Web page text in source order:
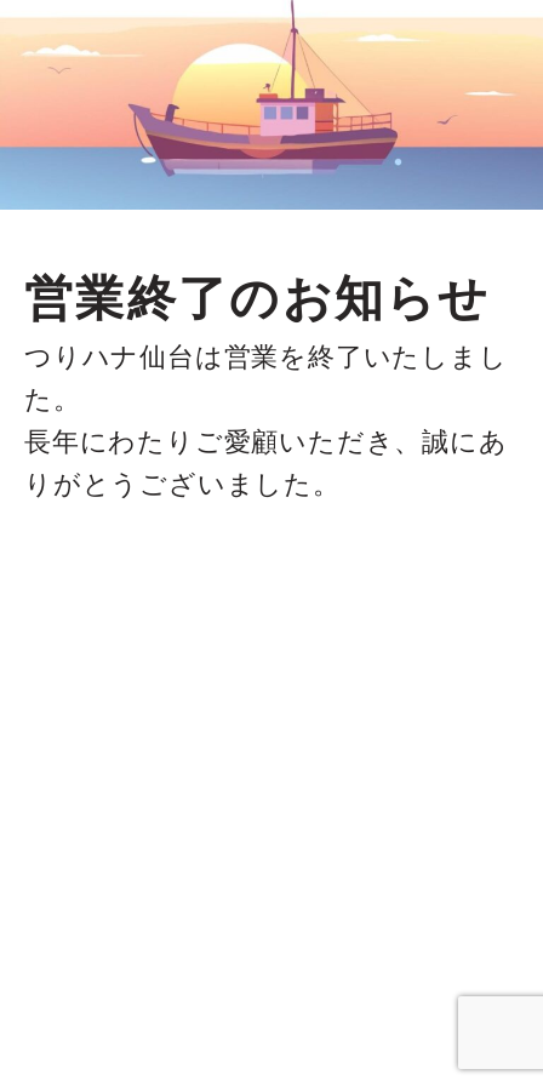
営業終了のお知らせ
つりハナ仙台は営業を終了いたしまし
た。
長年にわたりご愛顧いただき、誠にあ
りがとうございました。